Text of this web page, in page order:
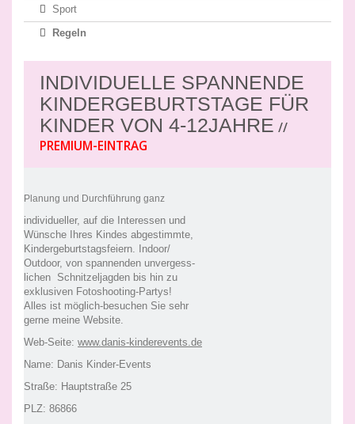
Sport
Regeln
INDIVIDUELLE SPANNENDE
KINDERGEBURTSTAGE FÜR
KINDER VON 4-12JAHRE //
PREMIUM-EINTRAG
Planung und Durchführung ganz
individueller, auf die Interessen und
Wünsche Ihres Kindes abgestimmte,
Kindergeburtstagsfeiern. Indoor/
Outdoor, von spannenden unvergess-
lichen Schnitzeljagden bis hin zu
exklusiven Fotoshooting-Partys!
Alles ist möglich-besuchen Sie sehr
gerne meine Website.
Web-Seite: www.danis-kinderevents.de
Name: Danis Kinder-Events
Straße: Hauptstraße 25
PLZ: 86866